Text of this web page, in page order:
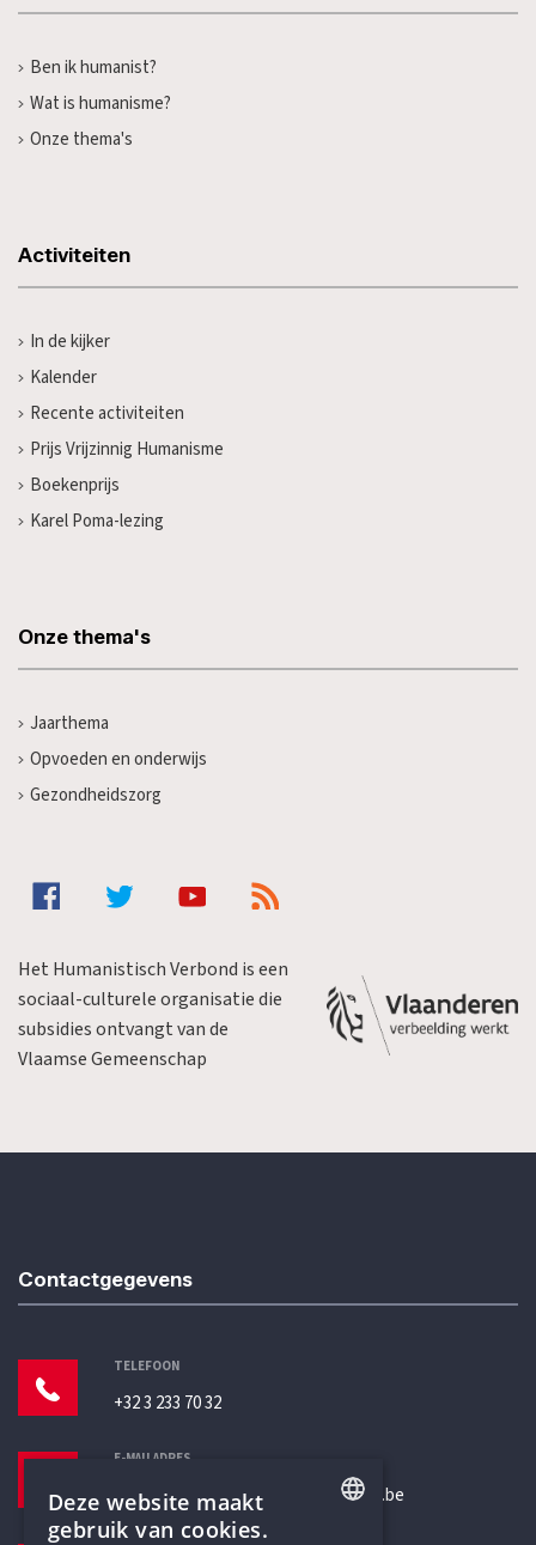
Ben ik humanist?
Wat is humanisme?
Onze thema's
Activiteiten
In de kijker
Kalender
Recente activiteiten
Prijs Vrijzinnig Humanisme
Boekenprijs
Karel Poma-lezing
Onze thema's
Jaarthema
Opvoeden en onderwijs
Gezondheidszorg
Het Humanistisch Verbond is een
sociaal-culturele organisatie die
subsidies ontvangt van de
Vlaamse Gemeenschap
Contactgegevens
TELEFOON
+32 3 233 70 32
E-MAILADRES
secretariaat@humanistischverbond.be
Deze website maakt
gebruik van cookies.